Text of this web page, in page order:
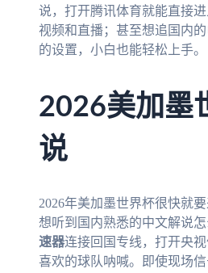
说，打开腾讯体育就能直接
视频和直播；甚至想追国内
的设置，小白也能轻松上手。
2026美加墨
说
2026年美加墨世界杯很快就
想听到国内熟悉的中文解说怎
速器连接回国专线，打开央
喜欢的球队呐喊。即使现场